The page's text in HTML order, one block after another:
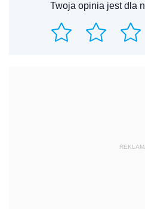
Twoja opinia jest dla